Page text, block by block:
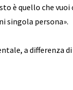
è quello che vuoi
singola persona».
a differenza